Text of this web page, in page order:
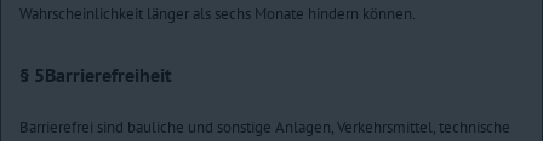
Wahrscheinlichkeit länger als sechs Monate hindern können.
§ 5Barrierefreiheit
Barrierefrei sind bauliche und sonstige Anlagen, Verkehrsmittel, technische